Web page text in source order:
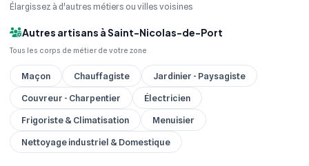
Élargissez à d'autres métiers ou villes voisines
Autres artisans à Saint-Nicolas-de-Port
Tous les corps de métier de votre zone
Maçon Chauffagiste
Jardinier - Paysagiste
Couvreur - Charpentier
Électricien
Frigoriste & Climatisation
Menuisier
Nettoyage industriel & Domestique